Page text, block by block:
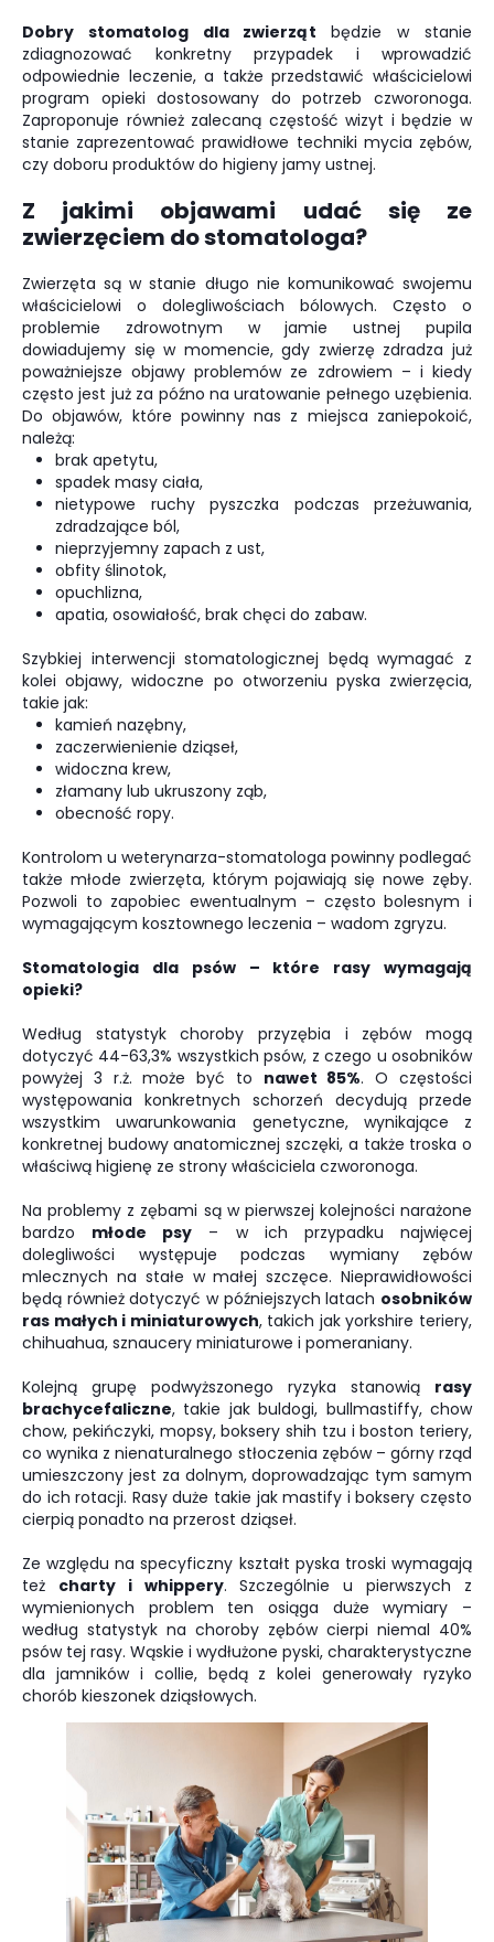
Dobry stomatolog dla zwierząt będzie w stanie
zdiagnozować konkretny przypadek i wprowadzić
odpowiednie leczenie, a także przedstawić właścicielowi
program opieki dostosowany do potrzeb czworonoga.
Zaproponuje również zalecaną częstość wizyt i będzie w
stanie zaprezentować prawidłowe techniki mycia zębów,
czy doboru produktów do higieny jamy ustnej.
Z jakimi objawami udać się ze
zwierzęciem do stomatologa?
Zwierzęta są w stanie długo nie komunikować swojemu
właścicielowi o dolegliwościach bólowych. Często o
problemie zdrowotnym w jamie ustnej pupila
dowiadujemy się w momencie, gdy zwierzę zdradza już
poważniejsze objawy problemów ze zdrowiem – i kiedy
często jest już za późno na uratowanie pełnego uzębienia.
Do objawów, które powinny nas z miejsca zaniepokoić,
należą:
brak apetytu,
spadek masy ciała,
nietypowe ruchy pyszczka podczas przeżuwania,
zdradzające ból,
nieprzyjemny zapach z ust,
obfity ślinotok,
opuchlizna,
apatia, osowiałość, brak chęci do zabaw.
Szybkiej interwencji stomatologicznej będą wymagać z
kolei objawy, widoczne po otworzeniu pyska zwierzęcia,
takie jak:
kamień nazębny,
zaczerwienienie dziąseł,
widoczna krew,
złamany lub ukruszony ząb,
obecność ropy.
Kontrolom u weterynarza-stomatologa powinny podlegać
także młode zwierzęta, którym pojawiają się nowe zęby.
Pozwoli to zapobiec ewentualnym – często bolesnym i
wymagającym kosztownego leczenia – wadom zgryzu.
Stomatologia dla psów – które rasy wymagają
opieki?
Według statystyk choroby przyzębia i zębów mogą
dotyczyć 44-63,3% wszystkich psów, z czego u osobników
powyżej 3 r.ż. może być to nawet 85%. O częstości
występowania konkretnych schorzeń decydują przede
wszystkim uwarunkowania genetyczne, wynikające z
konkretnej budowy anatomicznej szczęki, a także troska o
właściwą higienę ze strony właściciela czworonoga.
Na problemy z zębami są w pierwszej kolejności narażone
bardzo młode psy – w ich przypadku najwięcej
dolegliwości występuje podczas wymiany zębów
mlecznych na stałe w małej szczęce. Nieprawidłowości
będą również dotyczyć w późniejszych latach osobników
ras małych i miniaturowych, takich jak yorkshire teriery,
chihuahua, sznaucery miniaturowe i pomeraniany.
Kolejną grupę podwyższonego ryzyka stanowią rasy
brachycefaliczne, takie jak buldogi, bullmastiffy, chow
chow, pekińczyki, mopsy, boksery shih tzu i boston teriery,
co wynika z nienaturalnego stłoczenia zębów – górny rząd
umieszczony jest za dolnym, doprowadzając tym samym
do ich rotacji. Rasy duże takie jak mastify i boksery często
cierpią ponadto na przerost dziąseł.
Ze względu na specyficzny kształt pyska troski wymagają
też charty i whippery. Szczególnie u pierwszych z
wymienionych problem ten osiąga duże wymiary –
według statystyk na choroby zębów cierpi niemal 40%
psów tej rasy. Wąskie i wydłużone pyski, charakterystyczne
dla jamników i collie, będą z kolei generowały ryzyko
chorób kieszonek dziąsłowych.